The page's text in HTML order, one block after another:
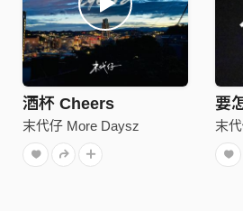
酒杯 Cheers
末代仔 More Daysz
要
末